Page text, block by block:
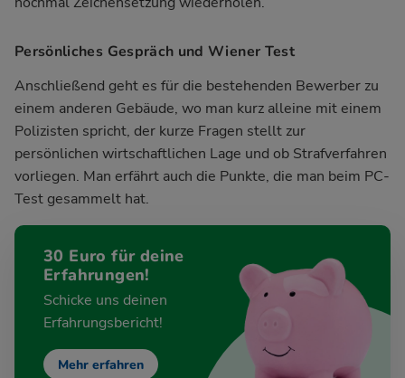
Persönliches Gespräch und Wiener Test
Anschließend geht es für die bestehenden Bewerber zu
einem anderen Gebäude, wo man kurz alleine mit einem
Polizisten spricht, der kurze Fragen stellt zur
persönlichen wirtschaftlichen Lage und ob Strafverfahren
vorliegen. Man erfährt auch die Punkte, die man beim PC-
Test gesammelt hat.
30 Euro für deine
Erfahrungen!
Schicke uns deinen
Erfahrungsbericht!
Mehr erfahren